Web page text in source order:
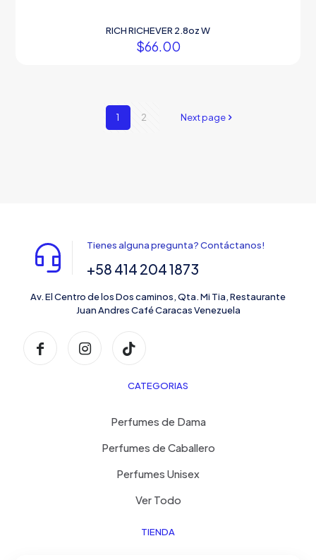
RICH RICHEVER 2.8oz W
$66.00
1 2 Next page
Tienes alguna pregunta? Contáctanos!
+58 414 204 1873
Av. El Centro de los Dos caminos, Qta. Mi Tia, Restaurante
Juan Andres Café Caracas Venezuela
CATEGORIAS
Perfumes de Dama
Perfumes de Caballero
Perfumes Unisex
Ver Todo
TIENDA